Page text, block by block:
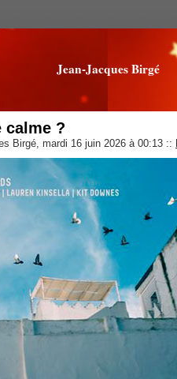
Jean-Jacques Birgé
calme ?
Birgé, mardi 16 juin 2026 à 00:13 ::